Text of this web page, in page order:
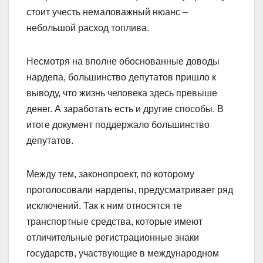
стоит учесть немаловажный нюанс –
небольшой расход топлива.
Несмотря на вполне обоснованные доводы
нардепа, большинство депутатов пришло к
выводу, что жизнь человека здесь превыше
денег. А заработать есть и другие способы. В
итоге документ поддержало большинство
депутатов.
Между тем, законопроект, по которому
проголосовали нардепы, предусматривает ряд
исключений. Так к ним относятся те
транспортные средства, которые имеют
отличительные регистрационные знаки
государств, участвующие в международном